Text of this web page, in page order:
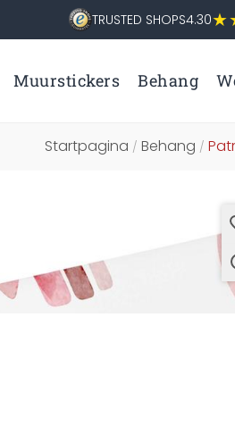
TRUSTED SHOPS4.30
Muurstickers Behang
Startpagina / Behang /